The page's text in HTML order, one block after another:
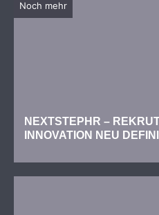
NEXTSTEPHR –
INNOVATION NEU
Noch mehr